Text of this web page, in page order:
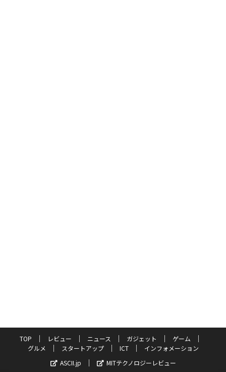
TOP レビュー ニュース ガジェット
ゲーム
グルメ
スタートアップ ICT
インフォメーション
ASCII.jp
MITテクノロジーレビュー